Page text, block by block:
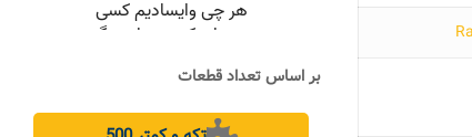
بر اساس تعداد قطعات